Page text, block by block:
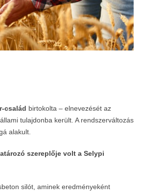
család birtokolta – elnevezését az
tulajdonba került. A rendszerváltozás
alakult.
szereplője volt a Selypi
silót, aminek eredményeként